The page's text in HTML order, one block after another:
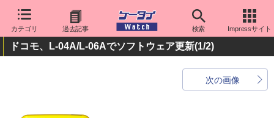
カテゴリ 過去記事 検索 Impressサイト
ドコモ、L-04A/L-06Aでソフトウェア更新(1/2)
次の画像